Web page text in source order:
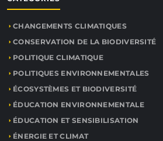
CHANGEMENTS CLIMATIQUES
CONSERVATION DE LA BIODIVERSITÉ
POLITIQUE CLIMATIQUE
POLITIQUES ENVIRONNEMENTALES
ÉCOSYSTÈMES ET BIODIVERSITÉ
ÉDUCATION ENVIRONNEMENTALE
ÉDUCATION ET SENSIBILISATION
ÉNERGIE ET CLIMAT